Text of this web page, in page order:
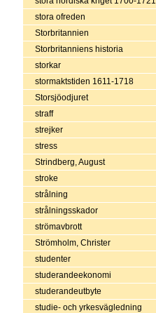
stora ofreden
Storbritannien
Storbritanniens historia
storkar
stormaktstiden 1611-1718
Storsjöodjuret
straff
strejker
stress
Strindberg, August
stroke
strålning
strålningsskador
strömavbrott
Strömholm, Christer
studenter
studerandeekonomi
studerandeutbyte
studie- och yrkesvägledning